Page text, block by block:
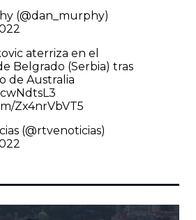
(@dan_murphy)
aterriza en el
Belgrado (Serbia) tras
de Australia
Zx4nrVbVT5
(@rtvenoticias)